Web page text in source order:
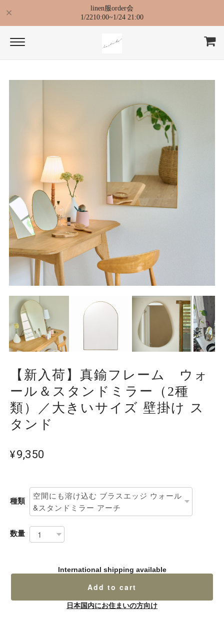
linen服order会
1/2210:00~1/24 21:00
【新入荷】真鍮フレーム ウォ
ール＆スタンドミラー（2種
類）／大きいサイズ 壁掛け ス
タンド
¥9,350
種類
数量
International shipping available
Add to cart
日本国内にお住まいの方向け